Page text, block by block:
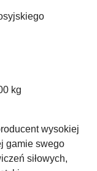
kg
wysokiej
gamie swego
siłowych,